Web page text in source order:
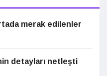
merak edilenler
detayları netleşti